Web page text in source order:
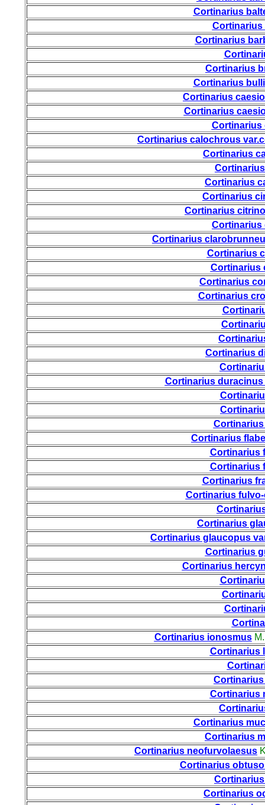
Cortinarius
Cortinarius
Cortinarius
Cortinarius
Cortinarius
Cortinarius
Cortinarius
Cortinarius
Cortinarius calochrous
Cortinarius
Cortinarius
Cortinarius
Cortinarius
Cortinarius
Cortinarius
Cortinarius
Cortinarius
Cortinarius
Cortinarius
Cortinarius
Cortinarius duracinus
Cortinarius
Cortinarius
Cortinarius
Cortinarius
Cortinarius
Cortinarius
Cortinarius glaucopus
Cortinarius
Cortinarius
Cortinarius ionosmus
Cortinarius
Cortinarius
Cortinarius
Cortinarius
Cortinarius neofurvolaesus
Cortinarius
Cortinarius